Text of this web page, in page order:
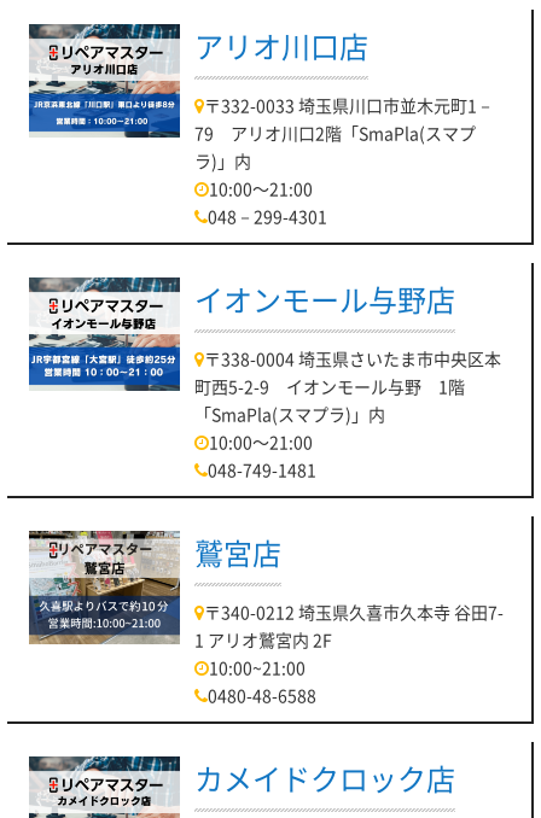
アリオ川口店
〒332-0033 埼玉県川口市並木元町1－
79 アリオ川口2階「SmaPla(スマプ
ラ)」内
10:00～21:00
048－299-4301
イオンモール与野店
〒338-0004 埼玉県さいたま市中央区本
町西5-2-9 イオンモール与野 1階
「SmaPla(スマプラ)」内
10:00～21:00
048-749-1481
鷲宮店
〒340-0212 埼玉県久喜市久本寺 谷田7-
1 アリオ鷲宮内 2F
10:00~21:00
0480-48-6588
カメイドクロック店